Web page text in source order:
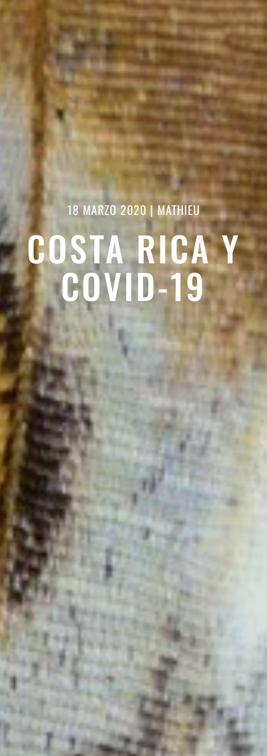
18 MARZO 2020|MATHIEU
COSTA RICA Y
COVID-19